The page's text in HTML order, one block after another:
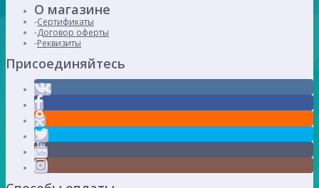
О магазине
Сертификаты
Договор оферты
Реквизиты
Присоединяйтесь